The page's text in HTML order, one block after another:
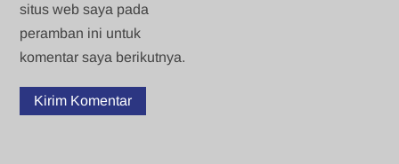
situs web saya pada
peramban ini untuk
komentar saya berikutnya.